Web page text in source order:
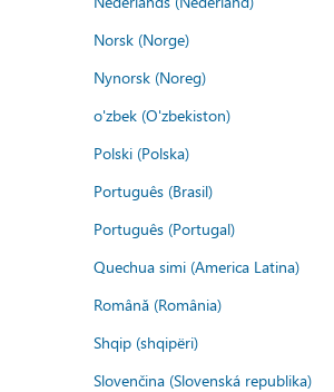
Norsk (Norge)
Nynorsk (Noreg)
o'zbek (O'zbekiston)
Polski (Polska)
Português (Brasil)
Português (Portugal)
Quechua simi (America Latina)
Română (România)
Shqip (shqipëri)
Slovenčina (Slovenská republika)